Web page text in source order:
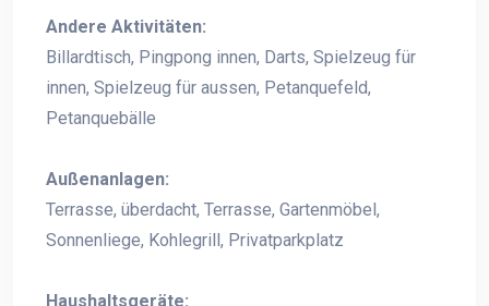
Andere Aktivitäten:
Billardtisch, Pingpong innen, Darts, Spielzeug für
innen, Spielzeug für aussen, Petanquefeld,
Petanquebälle
Außenanlagen:
Terrasse, überdacht, Terrasse, Gartenmöbel,
Sonnenliege, Kohlegrill, Privatparkplatz
Haushaltsgeräte: